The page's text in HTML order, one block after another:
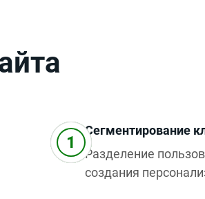
Сегментирование
Разделение
создания